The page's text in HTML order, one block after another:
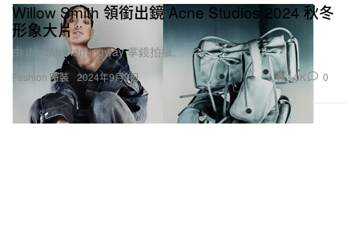
Fashion 時裝
Willow Smith 領銜出鏡 Acne Studios 2024 秋冬
形象大片
由 Jordan Hemingway 掌鏡拍攝。
2024年9月9日 2.0K 0